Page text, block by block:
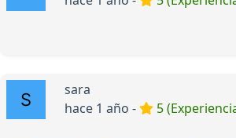
sara
hace 1 año -
5